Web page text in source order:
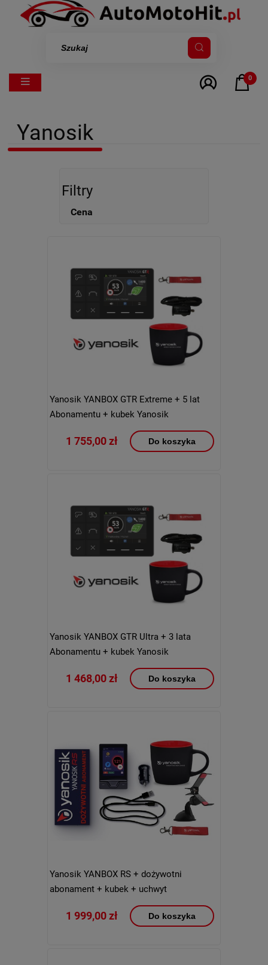
0
Yanosik
Filtry
Cena
Yanosik YANBOX GTR Extreme + 5 lat
Abonamentu + kubek Yanosik
1 755,00 zł Do koszyka
Yanosik YANBOX GTR Ultra + 3 lata
Abonamentu + kubek Yanosik
1 468,00 zł Do koszyka
Yanosik YANBOX RS + dożywotni
abonament + kubek + uchwyt
1 999,00 zł Do koszyka